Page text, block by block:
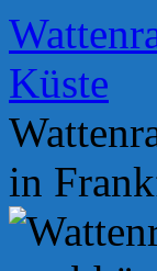
Zum
Inhalt
springen
Küste
in